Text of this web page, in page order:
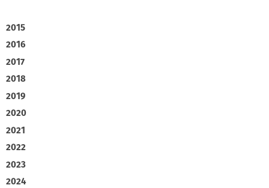
2015
2016
2017
2018
2019
2020
2021
2022
2023
2024